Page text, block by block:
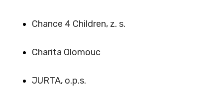
Chance 4 Children, z. s.
Charita Olomouc
JURTA, o.p.s.